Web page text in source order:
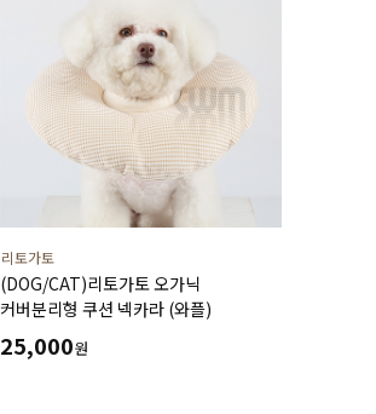
리토가토
(DOG/CAT)리토가토 오가닉
커버분리형 쿠션 넥카라 (와플)
25,000원